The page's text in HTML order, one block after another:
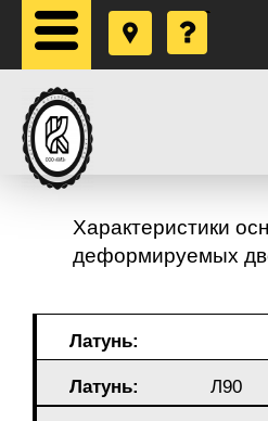
Характеристики
деформируемых
Латунь:
Латунь: Л90